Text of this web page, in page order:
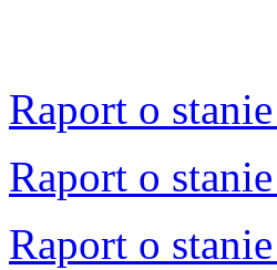
Raport o
Raport o
Raport o